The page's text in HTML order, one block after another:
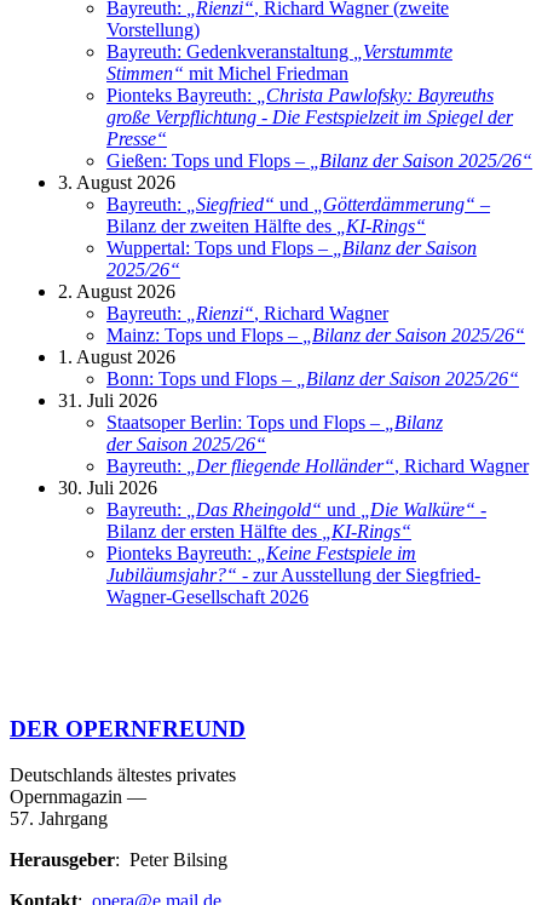
Bayreuth:
Rienzi“, Richard Wagner (zweite
Vorstellung)
Bayreuth: Gedenkveranstaltung
Verstummte
Stimmen“ mit Michel Friedman
Pionteks Bayreuth:
Christa Pawlofsky: Bayreuths
große Verpflichtung - Die Festspielzeit im Spiegel der
Presse“
Gießen: Tops und Flops –
Bilanz der Saison 2025/26“
3. August 2026
Bayreuth:
„Siegfried“ und Götterdämmerung“ –
Bilanz der zweiten Hälfte des
KI-Rings“
Wuppertal: Tops und Flops –
Bilanz der Saison
2025/26“
2. August 2026
Bayreuth:
Rienzi“, Richard Wagner
Mainz: Tops und Flops –
Bilanz der Saison 2025/26“
1. August 2026
Bonn: Tops und Flops –
Bilanz der Saison 2025/26“
31. Juli 2026
Staatsoper Berlin: Tops und Flops –
Bilanz
der Saison 2025/26“
Bayreuth:
Der fliegende Holländer“, Richard Wagner
30. Juli 2026
Bayreuth:
Das Rheingold“ und Die Walküre“ -
Bilanz der ersten Hälfte des
KI-Rings“
Pionteks Bayreuth:
Keine Festspiele im
Jubiläumsjahr?“ - zur Ausstellung der Siegfried-
Wagner-Gesellschaft 2026
DER OPERNFREUND
Deutschlands ältestes privates
Opernmagazin —
57. Jahrgang
Herausgeber: Peter Bilsing